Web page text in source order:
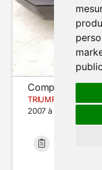
Compteur
TRIUMPH STREET
2007 à 2011